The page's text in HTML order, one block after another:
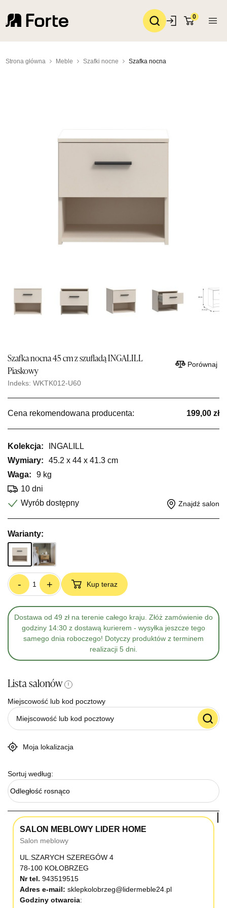
0
Strona główna Meble Szafki nocne Szafka nocna
Szafka nocna 45 cm z szufladą INGALILL
Piaskowy
Indeks: WKTK012-U60
Porównaj
Cena rekomendowana producenta: 199,00 zł
Kolekcja:
INGALILL
Wymiary:
45.2 x 44 x 41.3 cm
Waga:
9 kg
10 dni
Wyrób dostępny
Znajdź salon
Warianty:
- + Kup teraz
Dostawa od 49 zł na terenie całego kraju. Złóż zamówienie do
godziny 14:30 z dostawą kurierem - wysyłka jeszcze tego
samego dnia roboczego! Dotyczy produktów z terminem
realizacji 5 dni.
Lista salonów i
Miejscowość lub kod pocztowy
Moja lokalizacja
Sortuj według:
Odległość rosnąco
SALON MEBLOWY LIDER HOME
Salon meblowy
UL.SZARYCH SZEREGÓW 4
78-100 KOŁOBRZEG
Nr tel. 943519515
Adres e-mail: sklepkolobrzeg@lidermeble24.pl
Godziny otwarcia